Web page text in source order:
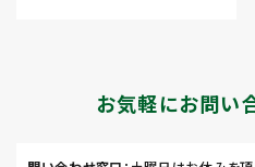
お気軽にお問い